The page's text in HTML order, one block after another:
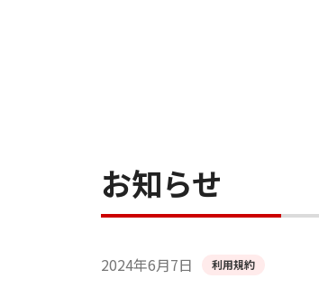
お知らせ
2024年6月7日 利用規約